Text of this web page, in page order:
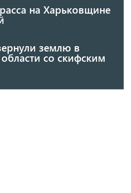
на Харьковщине
землю в
со скифским